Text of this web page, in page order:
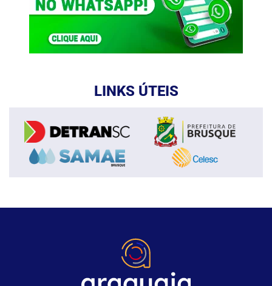
LINKS ÚTEIS